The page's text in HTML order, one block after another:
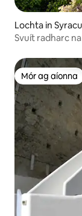
Lochta in
Svuít radharc
Mór ag aíonna
Mór ag aíonna